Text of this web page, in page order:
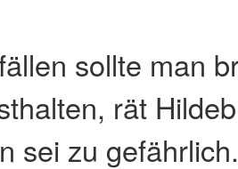
sollte man
rät
sei zu